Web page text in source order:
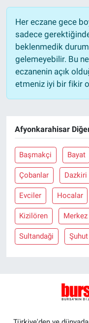
Her eczane gece
sadece
beklenmedik
gelemeyebilir. Bu
eczanenin açık
etmeniz iyi bir fikir
Afyonkarahisar
Başmakçi Bayat
Çobanlar Dazkiri
Evciler Hocalar
Kizilören Merkez
Sultandaği Şuhut